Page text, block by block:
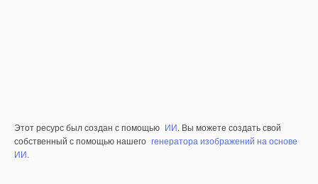
Этот ресурс был создан с помощью ИИ. Вы можете создать свой
собственный с помощью нашего генератора изображений на основе
ИИ.